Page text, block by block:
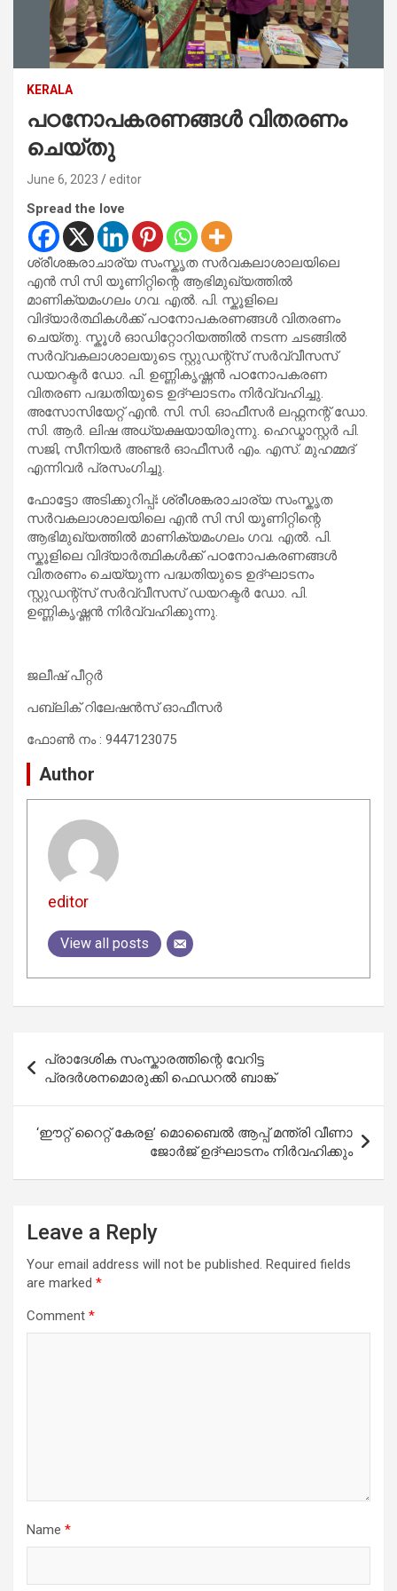
KERALA
പഠനോപകരണങ്ങൾ വിതരണം
ചെയ്തു
June 6, 2023 editor
Spread the love
ശ്രീശങ്കരാചാര്യ സംസ്കൃത സർവകലാശാലയിലെ
എൻ സി സി യൂണിറ്റിന്റെ ആഭിമുഖ്യത്തിൽ
മാണിക്യമംഗലം ഗവ. എൽ. പി. സ്കൂളിലെ
വിദ്യാർത്ഥികൾക്ക് പഠനോപകരണങ്ങൾ വിതരണം
ചെയ്തു. സ്കൂൾ ഓഡിറ്റോറിയത്തിൽ നടന്ന ചടങ്ങിൽ
സർവ്വകലാശാലയുടെ സ്റ്റുഡന്റ്സ് സർവ്വീസസ്
ഡയറക്ടർ ഡോ. പി. ഉണ്ണികൃഷ്ണൻ പഠനോപകരണ
വിതരണ പദ്ധതിയുടെ ഉദ്ഘാടനം നിർവ്വഹിച്ചു.
അസോസിയേറ്റ് എൻ. സി. സി. ഓഫീസർ ലഫ്റ്റനന്റ് ഡോ.
സി. ആർ. ലിഷ അധ്യക്ഷയായിരുന്നു. ഹെഡ്മാസ്റ്റർ പി.
സജി, സീനിയർ അണ്ടർ ഓഫീസർ എം. എസ്. മുഹമ്മദ്
എന്നിവർ പ്രസംഗിച്ചു.
ഫോട്ടോ അടിക്കുറിപ്പ്ഃ ശ്രീശങ്കരാചാര്യ സംസ്കൃത
സർവകലാശാലയിലെ എൻ സി സി യൂണിറ്റിന്റെ
ആഭിമുഖ്യത്തിൽ മാണിക്യമംഗലം ഗവ. എൽ. പി.
സ്കൂളിലെ വിദ്യാർത്ഥികൾക്ക് പഠനോപകരണങ്ങൾ
വിതരണം ചെയ്യുന്ന പദ്ധതിയുടെ ഉദ്ഘാടനം
സ്റ്റുഡന്റ്സ് സർവ്വീസസ് ഡയറക്ടർ ഡോ. പി.
ഉണ്ണികൃഷ്ണൻ നിർവ്വഹിക്കുന്നു.
ജലീഷ് പീറ്റർ
പബ്ലിക് റിലേഷൻസ് ഓഫീസർ
ഫോൺ നം : 9447123075
Author
editor
View all posts
navigation
പ്രാദേശിക സംസ്കാരത്തിന്റെ വേറിട്ട
പ്രദർശനമൊരുക്കി ഫെഡറൽ ബാങ്ക്
‘ഈറ്റ് റൈറ്റ് കേരള’ മൊബൈല്‍ ആപ്പ് മന്ത്രി വീണാ
ജോര്‍ജ് ഉദ്ഘാടനം നിര്‍വഹിക്കും
Leave a Reply
Your email address will not be published. Required fields
are marked *
Comment *
Name *